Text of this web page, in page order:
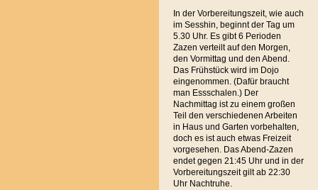
In der Vorbereitungszeit, wie auch
im Sesshin, beginnt der Tag um
5.30 Uhr. Es gibt 6 Perioden
Zazen verteilt auf den Morgen,
den Vormittag und den Abend.
Das Frühstück wird im Dojo
eingenommen. (Dafür braucht
man Essschalen.) Der
Nachmittag ist zu einem großen
Teil den verschiedenen Arbeiten
in Haus und Garten vorbehalten,
doch es ist auch etwas Freizeit
vorgesehen. Das Abend-Zazen
endet gegen 21:45 Uhr und in der
Vorbereitungszeit gilt ab 22:30
Uhr Nachtruhe.